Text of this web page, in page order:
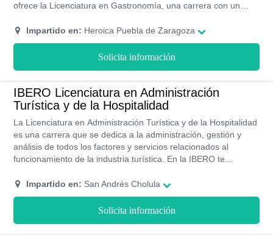
ofrece la Licenciatura en Gastronomía, una carrera con un
donde podrás obtener los conocimientos necesarios para
administrar un restaurante, manejar ingredientes y materia
prima de primera calidad en la preparación de platillos y
dominar una amplia gama de técnicas culinarias.
Impartido en: Heroica Puebla de Zaragoza
Solicita información
IBERO Licenciatura en Administración
Turística y de la Hospitalidad
La Licenciatura en Administración Turística y de la Hospitalidad
es una carrera que se dedica a la administración, gestión y
análisis de todos los factores y servicios relacionados al
funcionamiento de la industria turística. En la IBERO te
mejorar los procesos de una empresa turística. Actualmente
esta licenciatura se estudia de forma presencial en la IBERO y
tiene una duración de 4 años.
Impartido en: San Andrés Cholula
Solicita información